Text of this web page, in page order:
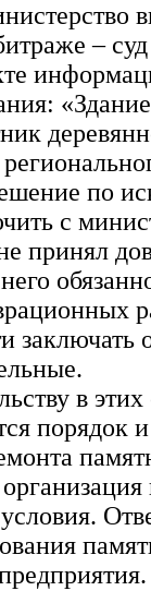
–
по
с
принял
заключать
в
порядок